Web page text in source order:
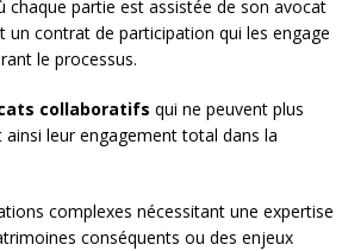
partie est assistée de son avocat
contrat de participation qui les engage
le processus.
collaboratifs qui ne peuvent plus
leur engagement total dans la
complexes nécessitant une expertise
conséquents ou des enjeux